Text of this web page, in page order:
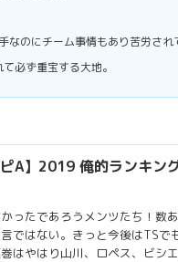
なのにチーム事情もあり苦労さ
必ず重宝する大地。
ピA】2019 俺的ランキン
ったであろうメンツたち！数
ではない。きっと今後はTS
はやはり山川、ロペス、ビシ